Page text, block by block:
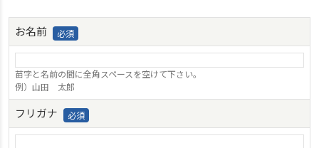
お名前
苗字と名前の間に全角スペースを空けて下さい。
例）山田 太郎
フリガナ